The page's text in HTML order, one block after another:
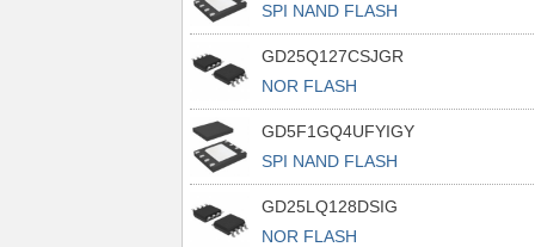
SPI NAND FLASH
GD25Q127CSJGR
NOR FLASH
GD5F1GQ4UFYIGY
SPI NAND FLASH
GD25LQ128DSIG
NOR FLASH